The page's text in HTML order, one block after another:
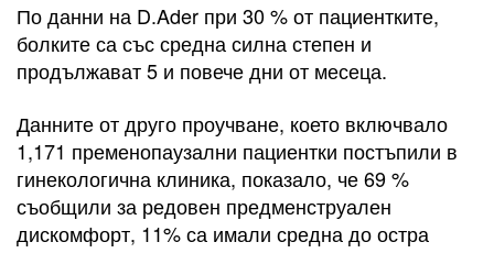
По данни на D.Ader при 30 % от пациентките,
болките са със средна силна степен и
продължават 5 и повече дни от месеца.
Данните от друго проучване, което включвало
1,171 пременопаузални пациентки постъпили в
гинекологична клиника, показало, че 69 %
съобщили за редовен предменструален
дискомфорт, 11% са имали средна до остра